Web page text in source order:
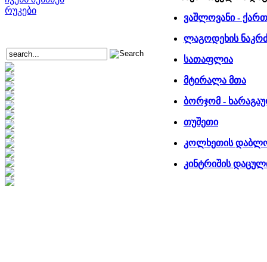
რუკები
ვაშლოვანი -
ლაგოდეხის
სათაფლია
მტირალა მთა
ბორჯომ -
თუშეთი
კოლხეთის
კინტრიშის